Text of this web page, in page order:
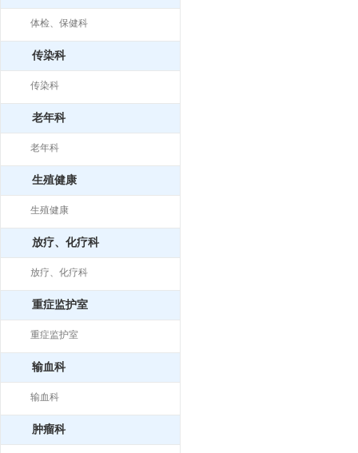
体检、保健科
传染科
传染科
老年科
老年科
生殖健康
生殖健康
放疗、化疗科
放疗、化疗科
重症监护室
重症监护室
输血科
输血科
肿瘤科